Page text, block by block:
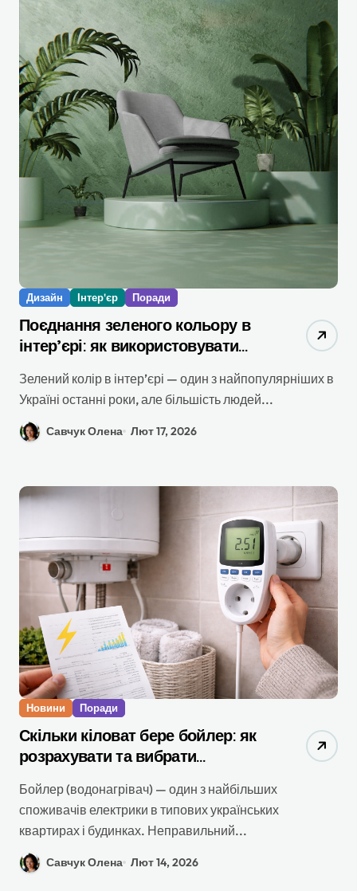
Дизайн Інтер'єр Поради
Поєднання зеленого кольору в
інтер’єрі: як використовувати
Зелений колір в інтер’єрі — один з найпопулярніших в
Україні останні роки, але більшість людей...
Савчук Олена Лют 17, 2026
Новини Поради
Скільки кіловат бере бойлер: як
розрахувати та вибрати
Бойлер (водонагрівач) — один з найбільших
споживачів електрики в типових українських
квартирах і будинках. Неправильний...
Савчук Олена Лют 14, 2026